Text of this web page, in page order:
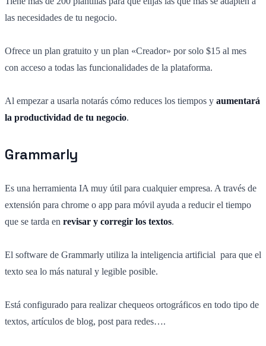
las necesidades de tu negocio.
Ofrece un plan gratuito y un plan «Creador» por solo $15 al mes
con acceso a todas las funcionalidades de la plataforma.
Al empezar a usarla notarás cómo reduces los tiempos y aumentará
la productividad de tu negocio.
Grammarly
Es una herramienta IA muy útil para cualquier empresa. A través de
extensión para chrome o app para móvil ayuda a reducir el tiempo
que se tarda en revisar y corregir los textos.
El software de Grammarly utiliza la inteligencia artificial para que el
texto sea lo más natural y legible posible.
Está configurado para realizar chequeos ortográficos en todo tipo de
textos, artículos de blog, post para redes….